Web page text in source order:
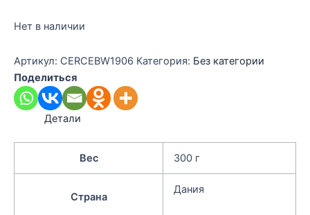
Нет в наличии
Артикул: CERCEBW1906 Категория: Без категории
Поделиться
Детали
Вес 300 г
Страна
Дания